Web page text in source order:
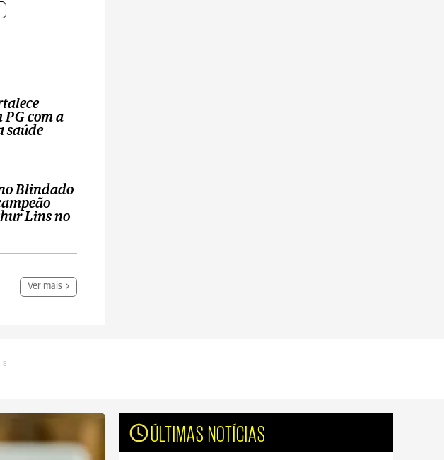
PG com a
saúde
Blindado
Lins no
Ver mais
ÚLTIMAS NOTÍCIAS